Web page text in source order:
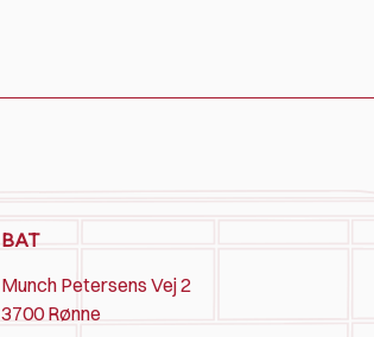
BAT
Munch Petersens Vej 2
3700 Rønne